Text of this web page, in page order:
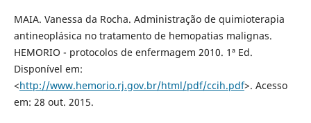
MAIA. Vanessa da Rocha. Administração de quimioterapia
antineoplásica no tratamento de hemopatias malignas.
HEMORIO - protocolos de enfermagem 2010. 1ª Ed.
Disponível em:
<http://www.hemorio.rj.gov.br/html/pdf/ccih.pdf>. Acesso
em: 28 out. 2015.